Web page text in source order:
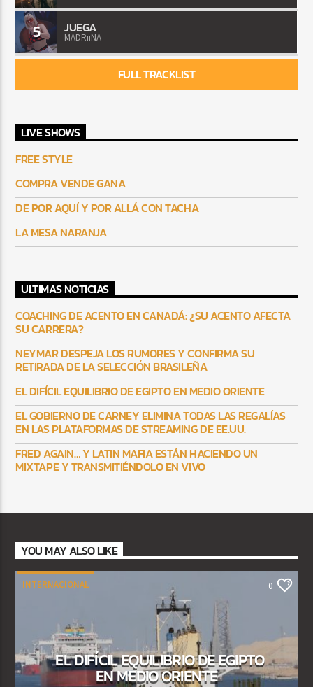
5 JUEGA
MADRiiNA
FULL TRACKLIST
LIVE SHOWS
FREE STYLE
COMPRA VENDE GANA
DE POR AQUÍ Y POR ALLÁ CON TACHA
LA MESA NARANJA
ULTIMAS NOTICIAS
COACHING DE ACENTO EN CANADÁ: ¿SU ACENTO AFECTA
SU CARRERA?
NEYMAR DESPEJA LOS RUMORES Y CONFIRMA SU
RETIRADA DE LA SELECCIÓN BRASILEÑA
EL DIFÍCIL EQUILIBRIO DE EGIPTO EN MEDIO ORIENTE
EL GOBIERNO DE CARNEY ELIMINA TODAS LAS REGALÍAS
EN LAS PLATAFORMAS DE STREAMING DE EE.UU.
FRED AGAIN… Y LATIN MAFIA ESTÁN HACIENDO UN
MIXTAPE Y TRANSMITIÉNDOLO EN VIVO
YOU MAY ALSO LIKE
INTERNACIONAL 0
EL DIFÍCIL EQUILIBRIO DE EGIPTO
EN MEDIO ORIENTE